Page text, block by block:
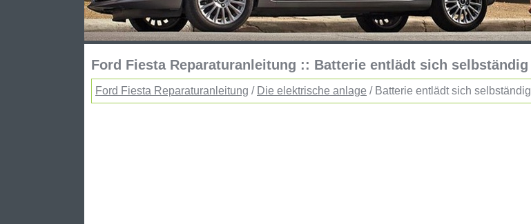
Ford Fiesta Reparaturanleitung :: Batterie entlädt sich selbständig
Ford Fiesta Reparaturanleitung / Die elektrische anlage / Batterie entlädt sich selbständig